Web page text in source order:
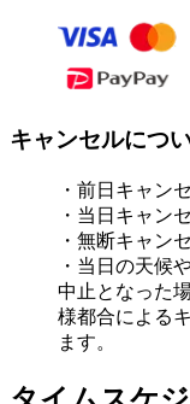
キャンセルにつ
・前日キャン
・当日キャン
・無断キャン
・当日の天候
中止となった
様都合による
ます。